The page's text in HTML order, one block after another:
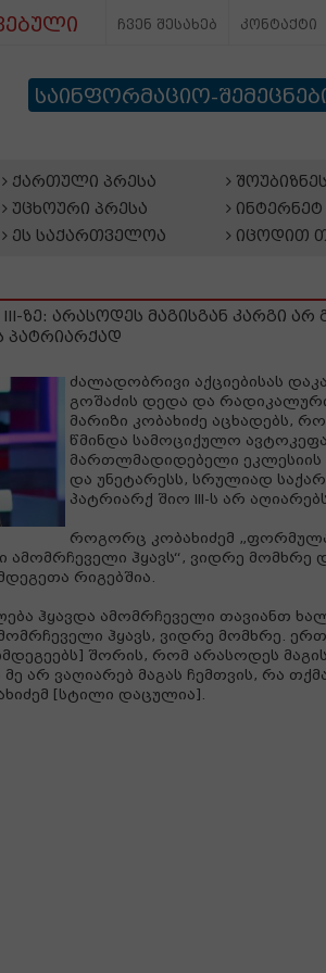
ჩვენ შესახებ კონტაქტი
საინფორმაციო-
ქართული პრესა
უცხოური პრესა
ეს საქართველოა
ინტერნეტ
იცოდით
ზე: არასოდეს მაგისგან კარგი არ
პატრიარქად
ძალადობრივი აქციებისას
გოშაძის დედა და
მარიზი კობახიძე აცხადებს,
წმინდა სამოციქულო
მართლმადიდებელი ეკლესიის
და უნეტარესს, სრულიად
პატრიარქ შიო III-ს არ
როგორც კობახიძემ
ამომრჩეველი ჰყავს“, ვიდრე მომხრე
რიგებშია.
ჰყავდა ამომრჩეველი თავიანთ
ჰყავს, ვიდრე მომხრე.
შორის, რომ არასოდეს
არ ვაღიარებ მაგას ჩემთვის, რა
[სტილი დაცულია].